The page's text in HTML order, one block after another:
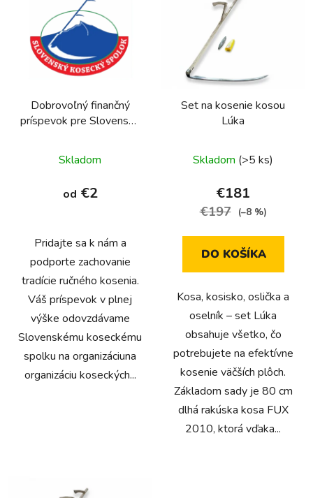
Dobrovoľný finančný
príspevok pre Slovenský
Skladom
od €2
Pridajte sa k nám a
podporte zachovanie
tradície ručného kosenia.
Váš príspevok v plnej
výške odovzdávame
Slovenskému koseckému
spolku na organizáciuna
organizáciu koseckých...
Set na kosenie kosou
Lúka
Skladom (>5 ks)
€181
€197 (–8 %)
DO KOŠÍKA
Kosa, kosisko, oslička a
oselník – set Lúka
obsahuje všetko, čo
potrebujete na efektívne
kosenie väčších plôch.
Základom sady je 80 cm
dlhá rakúska kosa FUX
2010, ktorá vďaka...